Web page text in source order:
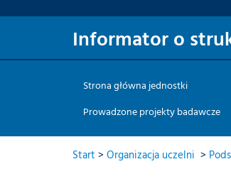
Informator o
Strona główna jednostki
Prowadzone projekty badawcze
Start > Organizacja uczelni >